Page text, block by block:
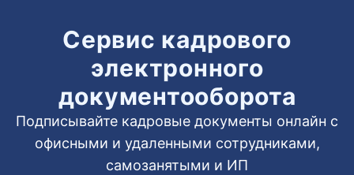
Сервис кадрового
электронного
документооборота
Подписывайте кадровые документы онлайн с
офисными и удаленными сотрудниками,
самозанятыми и ИП